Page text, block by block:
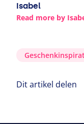
Isabel
Read more by
Dit artikel delen